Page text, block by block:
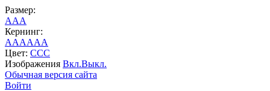
Размер:
AAA
Кернинг:
AAAAAA
Цвет: CCC
Изображения Вкл.Выкл.
Обычная версия сайта
Войти